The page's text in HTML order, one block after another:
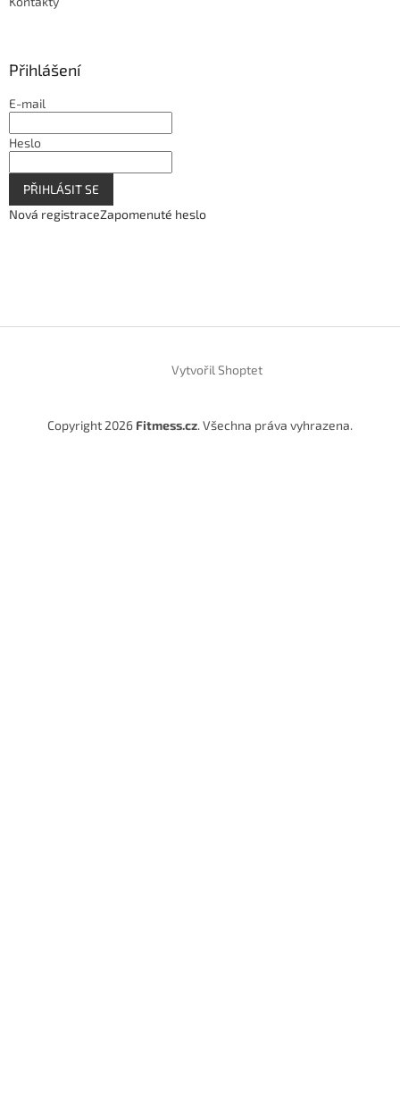
Přihlášení
E-mail
Heslo
PŘIHLÁSIT SE
Nová registraceZapomenuté heslo
Vytvořil Shoptet
Copyright 2026 Fitmess.cz. Všechna práva vyhrazena.